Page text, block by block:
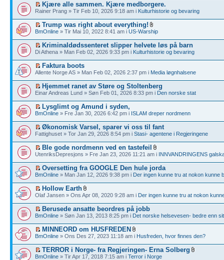
Kjære alle sammen. Kjære medborgere.
Rainer Prang » Tir Feb 10, 2026 9:18 am i Kulturhistorie og bevaring
Trump was right about everything!
BmOnline » Tir Mai 10, 2022 8:41 am i US-Warship
Kriminaldødssenteret slipper helvete løs på barn
Di Athena » Man Feb 02, 2026 9:33 pm i Kulturhistorie og bevaring
Faktura boots
Allente Norge AS » Man Feb 02, 2026 2:37 pm i Media løgnhalsene
Hjemmet ranet av Støre og Stoltenberg
Einar Andreas Lund » Søn Feb 01, 2026 8:33 pm i Den norske stat
Lysglimt og Amund i syden,
BmOnline » Fre Jan 30, 2026 6:42 pm i ISLAM dreper nordmenn
Økonomisk Varsel, sparer vi oss til fant
Fattighuset » Tor Jan 29, 2026 8:54 pm i Stasi- agentene i Regjeringene
Ble gode nordmenn ved en tastefeil
UtenriksDepresjons » Fre Jan 23, 2026 11:21 am i INNVANDRINGENS
Oversetting fra GOOGLE Den hule jorda
BmOnline » Man Jan 12, 2026 9:38 pm i Der ingen kunne tru at nokon kunne
Hollow Earth
Olaf Jansen » Ons Apr 08, 2020 9:28 am i Der ingen kunne tru at nokon
Berusede ansatte beordres på jobb
BmOnline » Søn Jan 13, 2013 8:25 pm i Det norske helsevesen- bedre enn
MINNEORD om HUSFREDEN
BmOnline » Ons Des 27, 2023 11:18 am i Husfreden, hvor finnes den?
TERROR i Norge- fra Regjeringen- Erna Solberg
BmOnline » Tir Apr 17, 2018 7:15 am i Terror i Norge